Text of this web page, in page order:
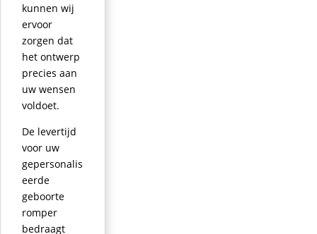
kunnen wij
ervoor
zorgen dat
het ontwerp
precies aan
uw wensen
voldoet.
De levertijd
voor uw
gepersonalis
eerde
geboorte
romper
bedraagt